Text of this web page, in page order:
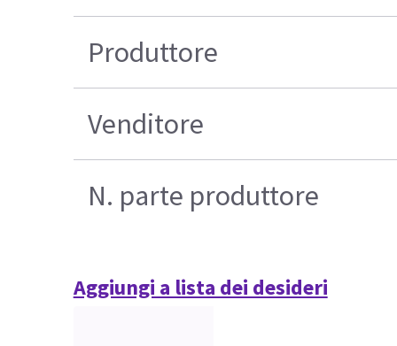
Produttore
Venditore
N. parte produttore
Aggiungi a lista dei desideri